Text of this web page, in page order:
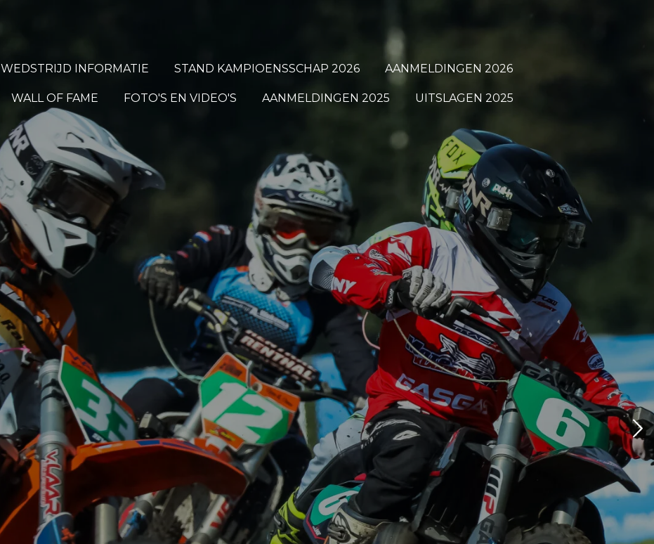
WEDSTRIJD INFORMATIE STAND KAMPIOENSSCHAP 2026 AANMELDINGEN 2026
WALL OF FAME FOTO'S EN VIDEO'S AANMELDINGEN 2025 UITSLAGEN 2025